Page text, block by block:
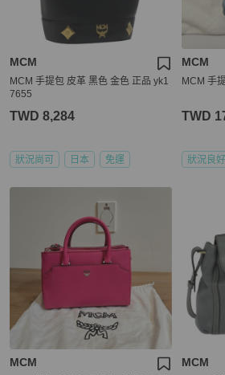
MCM
MCM 手提包 皮革 黑色 金色 正品 yk1
7655
TWD 8,284
狀況尚可 日本 免運
MCM
MCM 手
TWD
狀況良好
MCM MCM